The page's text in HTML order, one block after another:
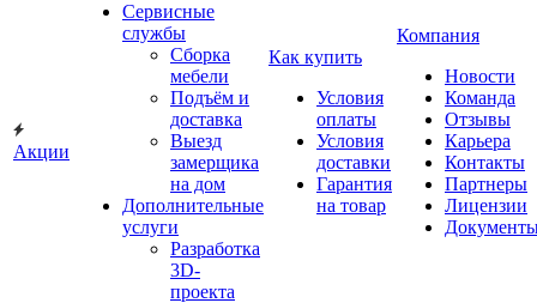
Акции
Сервисные
службы
Сборка
мебели
Подъём и
доставка
Выезд
замерщика
на дом
Дополнительные
услуги
Разработка
3D-
проекта
Как купить
Условия
оплаты
Условия
доставки
Гарантия
на товар
Компания
Новости
Команда
Отзывы
Карьера
Контакты
Партнеры
Лицензии